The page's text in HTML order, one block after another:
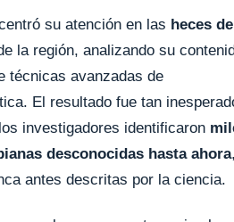
su atención en las heces de
la región, analizando su
técnicas avanzadas de
El resultado fue tan
investigadores identificaron
desconocidas hasta ahora
antes descritas por la ciencia.